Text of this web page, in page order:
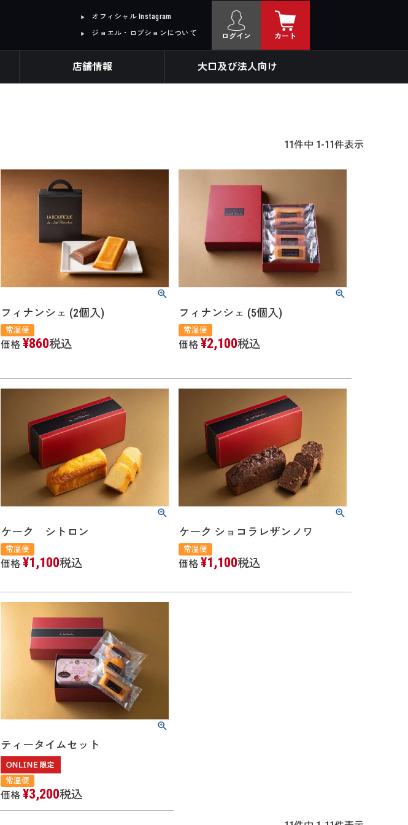
オフィシャル Instagram
ジョエル・ロブションについて
ログイン カート
店舗情報 大口及び法人向け
11件中 1-11件表示
フィナンシェ (2個入)
常温便
価格 ¥860税込
フィナンシェ (5個入)
常温便
価格 ¥2,100税込
ケーク シトロン
常温便
価格 ¥1,100税込
ケーク ショコラレザンノワ
常温便
価格 ¥1,100税込
ティータイムセット
常温便
価格 ¥3,200税込